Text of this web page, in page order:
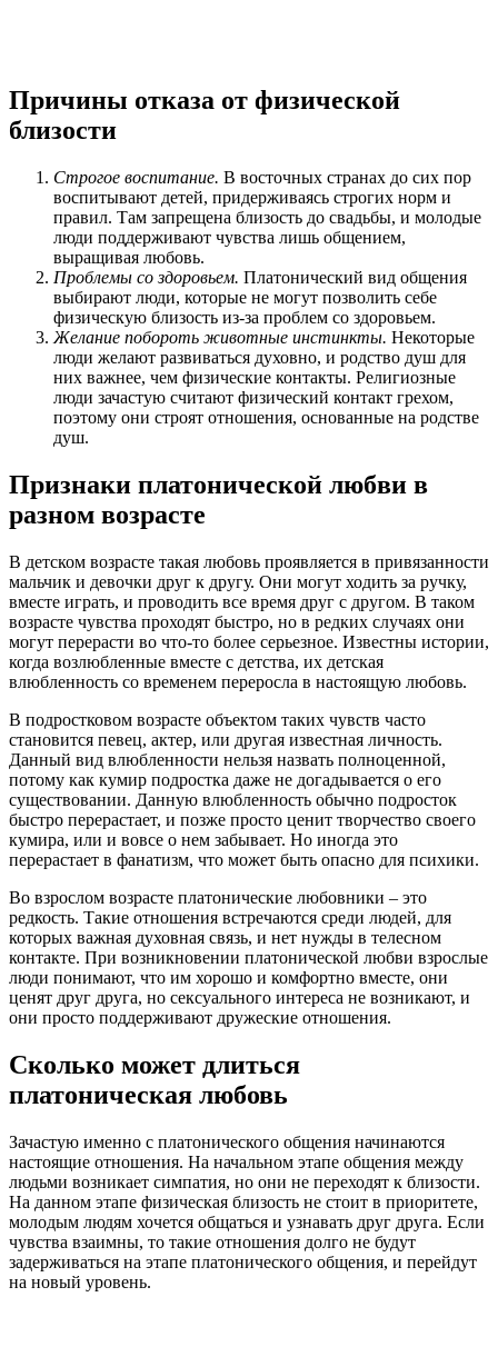
Причины отказа от физической
близости
Строгое воспитание. В восточных странах до сих пор
воспитывают детей, придерживаясь строгих норм и
правил. Там запрещена близость до свадьбы, и молодые
люди поддерживают чувства лишь общением,
выращивая любовь.
Проблемы со здоровьем. Платонический вид общения
выбирают люди, которые не могут позволить себе
физическую близость из-за проблем со здоровьем.
Желание побороть животные инстинкты. Некоторые
люди желают развиваться духовно, и родство душ для
них важнее, чем физические контакты. Религиозные
люди зачастую считают физический контакт грехом,
поэтому они строят отношения, основанные на родстве
душ.
Признаки платонической любви в
разном возрасте
В детском возрасте такая любовь проявляется в привязанности
мальчик и девочки друг к другу. Они могут ходить за ручку,
вместе играть, и проводить все время друг с другом. В таком
возрасте чувства проходят быстро, но в редких случаях они
могут перерасти во что-то более серьезное. Известны истории,
когда возлюбленные вместе с детства, их детская
влюбленность со временем переросла в настоящую любовь.
В подростковом возрасте объектом таких чувств часто
становится певец, актер, или другая известная личность.
Данный вид влюбленности нельзя назвать полноценной,
потому как кумир подростка даже не догадывается о его
существовании. Данную влюбленность обычно подросток
быстро перерастает, и позже просто ценит творчество своего
кумира, или и вовсе о нем забывает. Но иногда это
перерастает в фанатизм, что может быть опасно для психики.
Во взрослом возрасте платонические любовники – это
редкость. Такие отношения встречаются среди людей, для
которых важная духовная связь, и нет нужды в телесном
контакте. При возникновении платонической любви взрослые
люди понимают, что им хорошо и комфортно вместе, они
ценят друг друга, но сексуального интереса не возникают, и
они просто поддерживают дружеские отношения.
Сколько может длиться
платоническая любовь
Зачастую именно с платонического общения начинаются
настоящие отношения. На начальном этапе общения между
людьми возникает симпатия, но они не переходят к близости.
На данном этапе физическая близость не стоит в приоритете,
молодым людям хочется общаться и узнавать друг друга. Если
чувства взаимны, то такие отношения долго не будут
задерживаться на этапе платонического общения, и перейдут
на новый уровень.